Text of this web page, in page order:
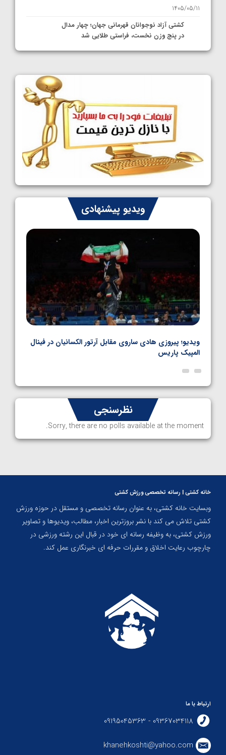
1405/05/11
کشتی آزاد نوجوانان قهرمانی جهان؛ چهار مدال
در پنج وزن نخست، فراستی طلایی شد
1405/05/11
کشتی آزاد نوجوانان جهان؛ رقبای نمایندگان
ایران مشخص شدند
1405/05/08
کشتی فرنگی نوجوانان جهان؛ سکوی تیمی
سوم برای ایران
1405/05/07
ایران چشم به راه چهار مدال در پنج وزن دوم
کشتی فرنگی نوجوانان جهان
1405/05/06
ویدیو پیشنهادی
ویدیو؛ پیروزی هادی ساروی مقابل آرتور الکسانیان در فینال
المپیک پاریس
نظرسنجی
Sorry, there are no polls available at the moment.
خانه کشتی | رسانه تخصصی ورزش کشتی
وبسایت خانه کشتی، به عنوان رسانه تخصصی و مستقل در حوزه ورزش
کشتی تلاش می کند با نشر بروزترین اخبار، مطالب، ویدیوها و تصاویر
ورزش کشتی، به وظیفه رسانه ای خود در قبال این رشته ورزشی در
چارچوب رعایت اخلاق و مقررات حرفه ای خبرنگاری عمل کند.
ارتباط با ما
09367034118 - 09195045363
khanehkoshti@yahoo.com